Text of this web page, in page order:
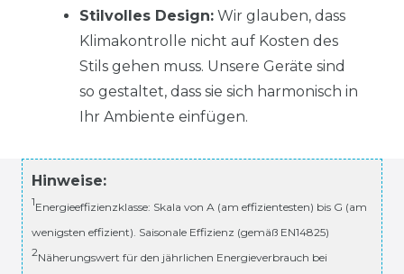
Stilvolles Design: Wir glauben, dass
Klimakontrolle nicht auf Kosten des
Stils gehen muss. Unsere Geräte sind
so gestaltet, dass sie sich harmonisch in
Ihr Ambiente einfügen.
Hinweise:
1Energieeffizienzklasse: Skala von A (am effizientesten) bis G (am
wenigsten effizient). Saisonale Effizienz (gemäß EN14825)
2Näherungswert für den jährlichen Energieverbrauch bei